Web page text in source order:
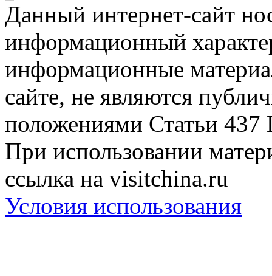
Данный интернет-сайт
информационный
информационные
сайте, не являются
положениями Статьи 437
При использовании
ссылка на visitchina.ru
Условия использования